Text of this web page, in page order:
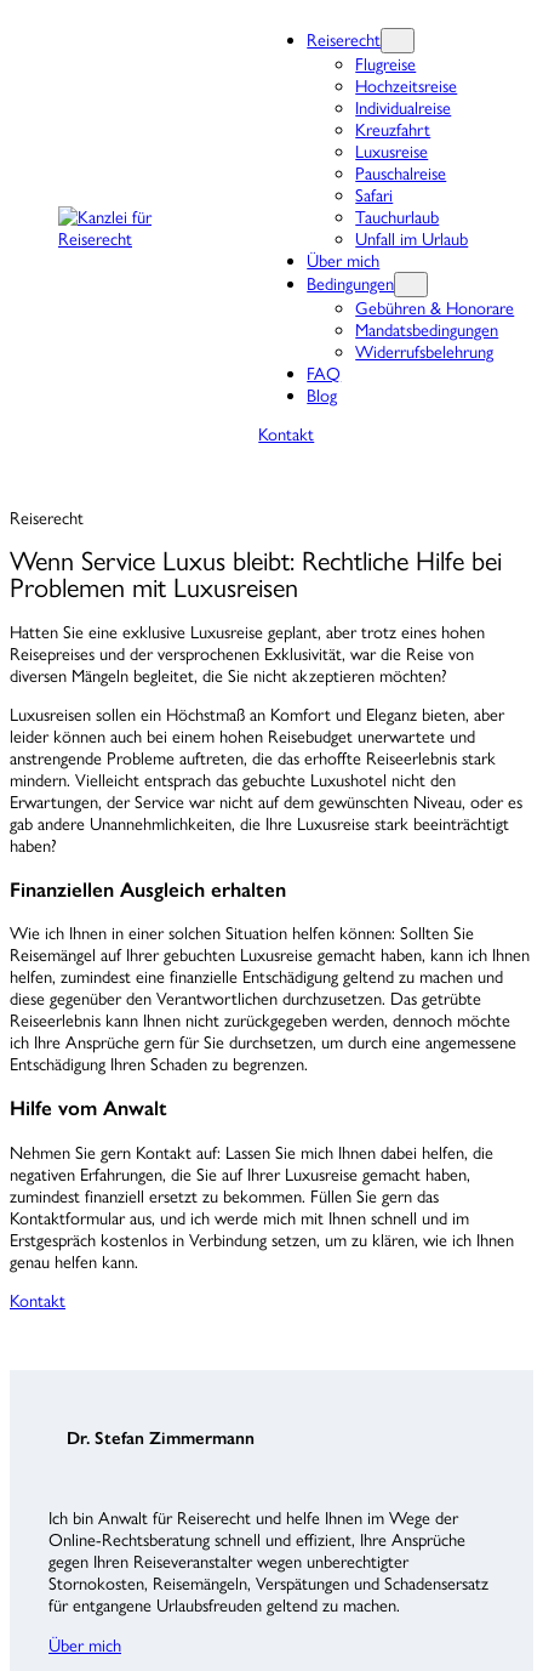
Reiserecht
Flugreise
Hochzeitsreise
Individualreise
Kreuzfahrt
Luxusreise
Pauschalreise
Safari
Tauchurlaub
Unfall im Urlaub
Über mich
Bedingungen
Gebühren & Honorare
Mandatsbedingungen
Widerrufsbelehrung
FAQ
Blog
Kontakt
Reiserecht
Wenn Service Luxus bleibt: Rechtliche Hilfe bei
Problemen mit Luxusreisen
Hatten Sie eine exklusive Luxusreise geplant, aber trotz eines hohen
Reisepreises und der versprochenen Exklusivität, war die Reise von
diversen Mängeln begleitet, die Sie nicht akzeptieren möchten?
Luxusreisen sollen ein Höchstmaß an Komfort und Eleganz bieten, aber
leider können auch bei einem hohen Reisebudget unerwartete und
anstrengende Probleme auftreten, die das erhoffte Reiseerlebnis stark
mindern. Vielleicht entsprach das gebuchte Luxushotel nicht den
Erwartungen, der Service war nicht auf dem gewünschten Niveau, oder es
gab andere Unannehmlichkeiten, die Ihre Luxusreise stark beeinträchtigt
haben?
Finanziellen Ausgleich erhalten
Wie ich Ihnen in einer solchen Situation helfen können: Sollten Sie
Reisemängel auf Ihrer gebuchten Luxusreise gemacht haben, kann ich Ihnen
helfen, zumindest eine finanzielle Entschädigung geltend zu machen und
diese gegenüber den Verantwortlichen durchzusetzen. Das getrübte
Reiseerlebnis kann Ihnen nicht zurückgegeben werden, dennoch möchte
ich Ihre Ansprüche gern für Sie durchsetzen, um durch eine angemessene
Entschädigung Ihren Schaden zu begrenzen.
Hilfe vom Anwalt
Nehmen Sie gern Kontakt auf: Lassen Sie mich Ihnen dabei helfen, die
negativen Erfahrungen, die Sie auf Ihrer Luxusreise gemacht haben,
zumindest finanziell ersetzt zu bekommen. Füllen Sie gern das
Kontaktformular aus, und ich werde mich mit Ihnen schnell und im
Erstgespräch kostenlos in Verbindung setzen, um zu klären, wie ich Ihnen
genau helfen kann.
Kontakt
Dr. Stefan Zimmermann
Ich bin Anwalt für Reiserecht und helfe Ihnen im Wege der
Online-Rechtsberatung schnell und effizient, Ihre Ansprüche
gegen Ihren Reiseveranstalter wegen unberechtigter
Stornokosten, Reisemängeln, Verspätungen und Schadensersatz
für entgangene Urlaubsfreuden geltend zu machen.
Über mich